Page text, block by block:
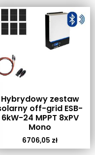
Hybrydowy zestaw
off-grid ESB-
6kW-24 MPPT 8xPV
Mono
6706,05 zł